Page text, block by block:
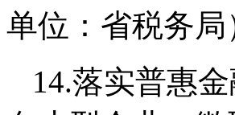
单位：省税务局
14.落实普惠